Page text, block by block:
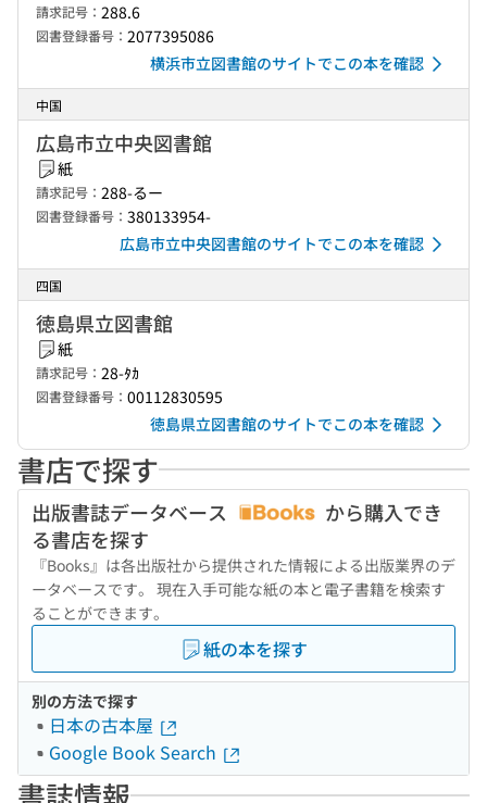
請求記号： 288.6
図書登録番号： 2077395086
横浜市立図書館のサイトでこの本を確認
中国
広島市立中央図書館
紙
請求記号： 288-るー
図書登録番号： 380133954-
広島市立中央図書館のサイトでこの本を確認
四国
徳島県立図書館
紙
請求記号： 28-ﾀｶ
図書登録番号： 00112830595
徳島県立図書館のサイトでこの本を確認
書店で探す
出版書誌データベース
から購入でき
る書店を探す
『Books』は各出版社から提供された情報による出版業界のデ
ータベースです。 現在入手可能な紙の本と電子書籍を検索す
ることができます。
紙の本を探す
別の方法で探す
日本の古本屋
Google Book Search
書誌情報